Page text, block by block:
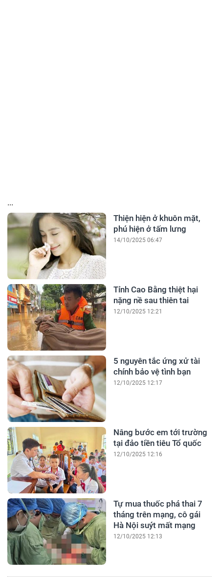
...
Thiện hiện ở khuôn mặt,
phú hiện ở tấm lưng
14/10/2025 06:47
Tỉnh Cao Bằng thiệt hại
nặng nề sau thiên tai
12/10/2025 12:21
5 nguyên tắc ứng xử tài
chính bảo vệ tình bạn
12/10/2025 12:17
Nâng bước em tới trường
tại đảo tiền tiêu Tổ quốc
12/10/2025 12:16
Tự mua thuốc phá thai 7
tháng trên mạng, cô gái
Hà Nội suýt mất mạng
12/10/2025 12:13